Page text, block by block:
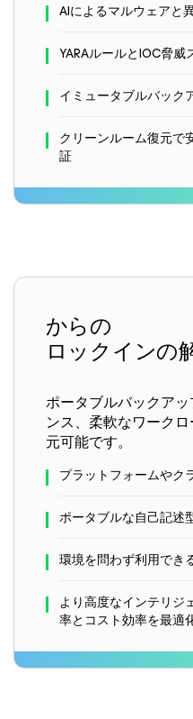
AIによるマルウェアと
YARAルールとIOC脅威
イミュータブルバック
クリーンルーム復元で
証
からの
ロックインの
ポータブルバックア
ンス、柔軟なワーク
元可能です。
プラットフォームやク
ポータブルな自己記述
環境を問わず利用でき
より高度なインテリジ
率とコスト効率を最適